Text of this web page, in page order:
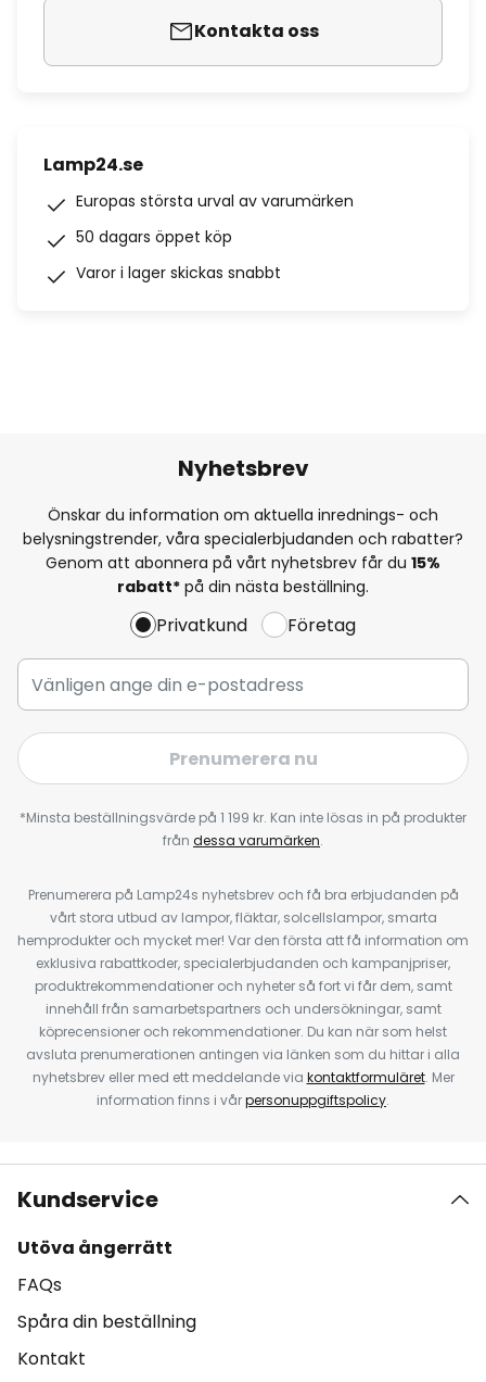
Kontakta oss
Lamp24.se
Europas största urval av varumärken
50 dagars öppet köp
Varor i lager skickas snabbt
Nyhetsbrev
Önskar du information om aktuella inrednings- och
belysningstrender, våra specialerbjudanden och rabatter?
Genom att abonnera på vårt nyhetsbrev får du 15%
rabatt* på din nästa beställning.
Privatkund Företag
Prenumerera nu
*Minsta beställningsvärde på 1 199 kr. Kan inte lösas in på produkter
från dessa varumärken.
Prenumerera på Lamp24s nyhetsbrev och få bra erbjudanden på
vårt stora utbud av lampor, fläktar, solcellslampor, smarta
hemprodukter och mycket mer! Var den första att få information om
exklusiva rabattkoder, specialerbjudanden och kampanjpriser,
produktrekommendationer och nyheter så fort vi får dem, samt
innehåll från samarbetspartners och undersökningar, samt
köprecensioner och rekommendationer. Du kan när som helst
avsluta prenumerationen antingen via länken som du hittar i alla
nyhetsbrev eller med ett meddelande via kontaktformuläret. Mer
information finns i vårpersonuppgiftspolicy.
Kundservice
Utöva ångerrätt
FAQs
Spåra din beställning
Kontakt